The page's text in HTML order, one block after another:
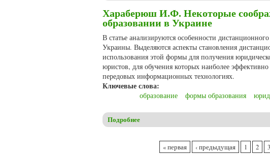
Хараберюш И.Ф. Некоторые
образовании в Украине
В статье анализируются особенности
Украины. Выделяются аспекты становления
использования этой формы для получения
юристов, для обучения которых наиболее
передовых информационных технологиях.
Ключевые слова:
образование формы образования
Подробнее
« первая ‹ предыдущая 1 2 3